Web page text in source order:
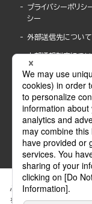
プライバシーポリシ
シー
外部送信先について
内部通報制度につ
ぶんか社が運営するサ
を使用しています。 当